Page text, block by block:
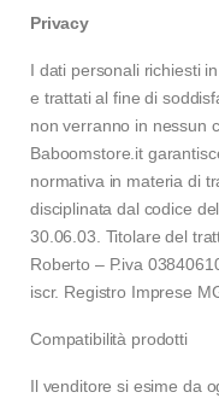
Privacy
I dati personali richiesti
e trattati al fine di
non verranno in nessun
Baboomstore.it
normativa in materia di
disciplinata dal codice
30.06.03. Titolare del
Roberto – P.iva
iscr. Registro Imprese
Compatibilità prodotti
Il venditore si esime da